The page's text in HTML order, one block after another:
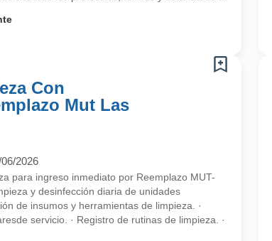
Con
Mut Las
2026
para ingreso inmediato por Reemplazo MUT-
y desinfección diaria de unidades
de insumos y herramientas de limpieza. ·
servicio. · Registro de rutinas de limpieza. ·